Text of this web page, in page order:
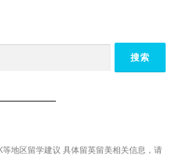
地区留学建议 具体留英留美相关信息，请